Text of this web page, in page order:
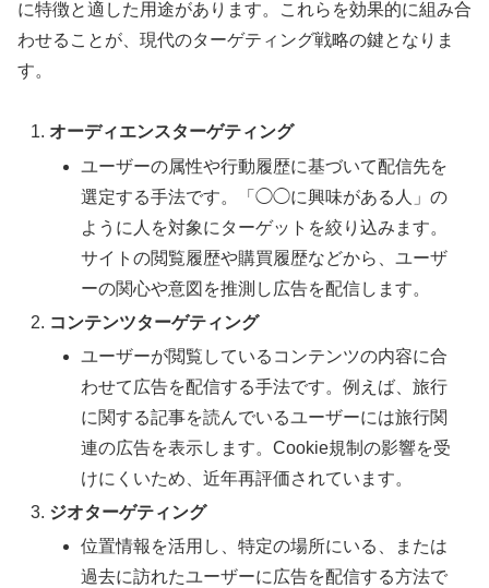
に特徴と適した用途があります。これらを効果的に組み合
わせることが、現代のターゲティング戦略の鍵となりま
す。
オーディエンスターゲティング
ユーザーの属性や行動履歴に基づいて配信先を
選定する手法です。「◯◯に興味がある人」の
ように人を対象にターゲットを絞り込みます。
サイトの閲覧履歴や購買履歴などから、ユーザ
ーの関心や意図を推測し広告を配信します。
コンテンツターゲティング
ユーザーが閲覧しているコンテンツの内容に合
わせて広告を配信する手法です。例えば、旅行
に関する記事を読んでいるユーザーには旅行関
連の広告を表示します。Cookie規制の影響を受
けにくいため、近年再評価されています。
ジオターゲティング
位置情報を活用し、特定の場所にいる、または
過去に訪れたユーザーに広告を配信する方法で